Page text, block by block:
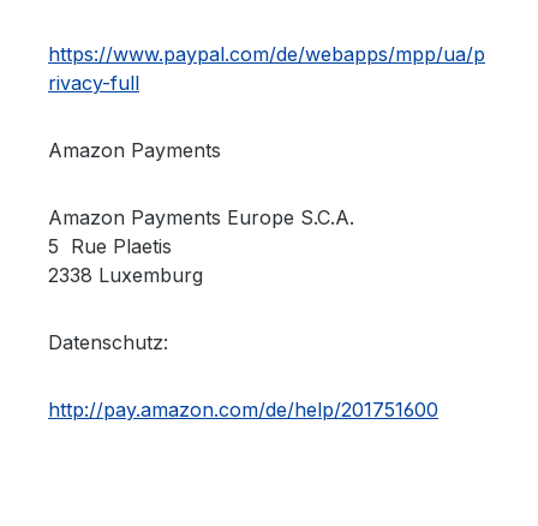
https://www.paypal.com/de/webapps/mpp/ua/p
rivacy-full
Amazon Payments
Amazon Payments Europe S.C.A.
5 Rue Plaetis
2338 Luxemburg
Datenschutz:
http://pay.amazon.com/de/help/201751600